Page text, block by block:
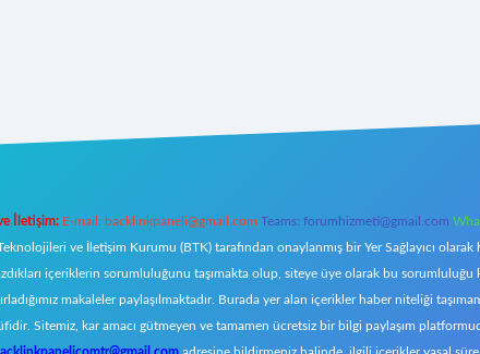
İletişim: E-mail: backlinkpaneli@gmail.com Teams: forumhizmeti@gmail.com
ve İletişim Kurumu (BTK) tarafından onaylanmış bir Yer Sağlayıcı
içeriklerin sorumluluğunu taşımakta olup, siteye üye olarak bu
makaleler paylaşılmaktadır. Burada yer alan içerikler haber niteliği
Sitemiz, kar amacı gütmeyen ve tamamen ücretsiz bir bilgi paylaşım